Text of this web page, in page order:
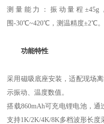
测量能力：振动量程±45g
围-30℃~420℃，测温精度±2℃。
功能特性
采用磁吸底座安装，适配现场
示振动、温度数值。
搭载860mAh可充电锂电池，通
支持1K/2K/4K/8K多档波形长度